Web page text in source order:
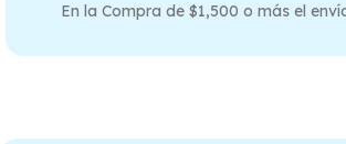
En la Compra de $1,500 o más el